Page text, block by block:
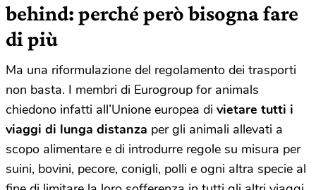
behind: perché però bisogna fare
di più
Ma una riformulazione del regolamento dei trasporti
non basta. I membri di Eurogroup for animals
chiedono infatti all’Unione europea di vietare tutti i
viaggi di lunga distanza per gli animali allevati a
scopo alimentare e di introdurre regole su misura per
suini, bovini, pecore, conigli, polli e ogni altra specie al